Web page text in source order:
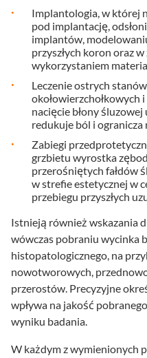
Implantologia, w której
pod implantację,
implantów,
przyszłych koron oraz
wykorzystaniem
Leczenie ostrych
okołowierzchołkowych
nacięcie błony
redukuje ból i
Zabiegi
grzbietu wyrostka
przerośniętych fałdów
w strefie estetycznej w
przebiegu przyszłych
Istnieją również wskazania
wówczas pobraniu wycinka
histopatologicznego, na
nowotworowych,
przerostów. Precyzyjne
wpływa na jakość
wyniku badania.
W każdym z wymienionych